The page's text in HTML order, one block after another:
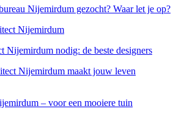
Nijemirdum gezocht? Waar let je op?
Nijemirdum
Nijemirdum nodig: de beste designers
Nijemirdum maakt jouw leven
– voor een mooiere tuin